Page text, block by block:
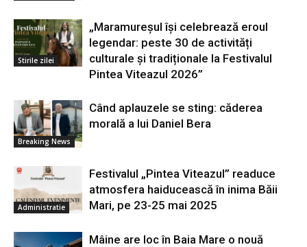
Stirile zilei
„Maramureșul își celebrează eroul
legendar: peste 30 de activități
culturale și tradiționale la Festivalul
Pintea Viteazul 2026”
Breaking News
Când aplauzele se sting: căderea
morală a lui Daniel Bera
Administratie
Festivalul „Pintea Viteazul” readuce
atmosfera haiducească în inima Băii
Mari, pe 23-25 mai 2025
Mâine are loc în Baia Mare o nouă